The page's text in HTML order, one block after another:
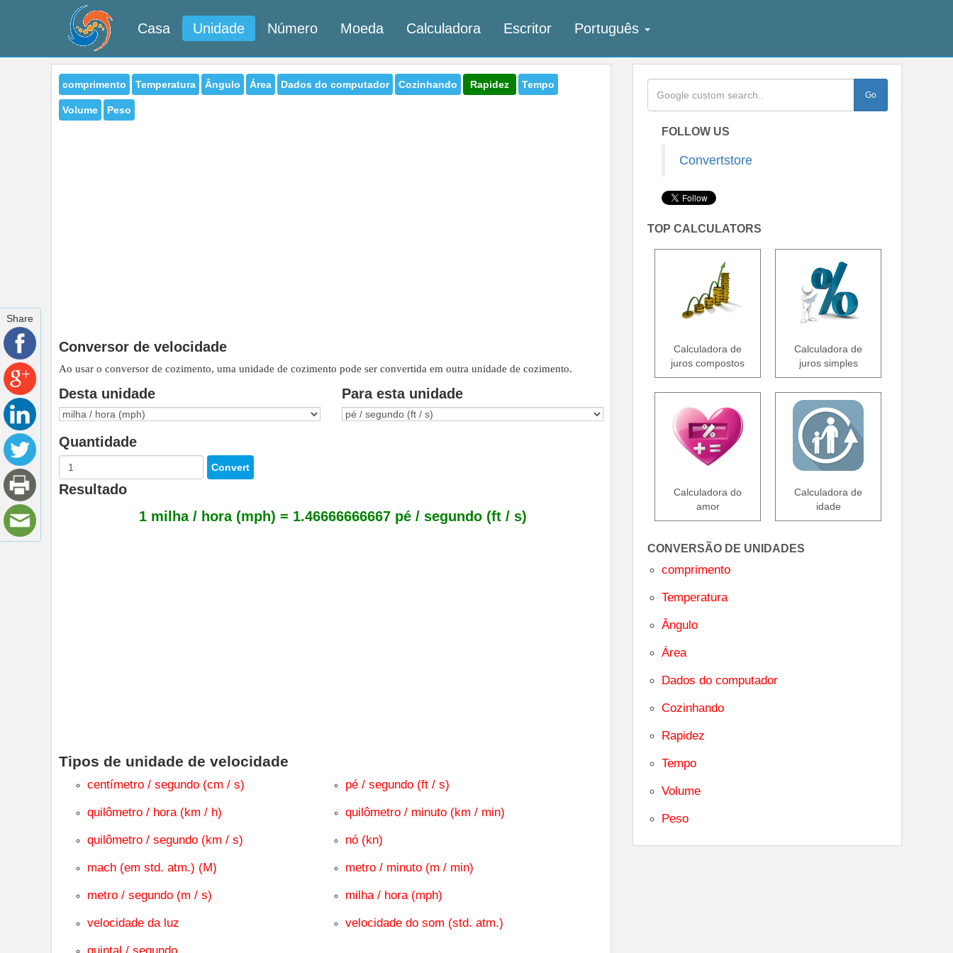
Casa Unidade Número Moeda Calculadora Escritor Português
comprimento Temperatura Ângulo Área Dados do computador Cozinhando Rapidez Tempo
Volume Peso
Conversor de velocidade
Ao usar o conversor de cozimento, uma unidade de cozimento pode ser convertida em outra unidade de cozimento.
Desta unidade Para esta unidade
Quantidade
Resultado
1 milha / hora (mph) = 1.46666666667 pé / segundo (ft / s)
Tipos de unidade de velocidade
centímetro / segundo (cm / s) pé / segundo (ft / s)
quilômetro / hora (km / h) quilômetro / minuto (km / min)
quilômetro / segundo (km / s) nó (kn)
mach (em std. atm.) (M) metro / minuto (m / min)
metro / segundo (m / s) milha / hora (mph)
velocidade da luz velocidade do som (std. atm.)
FOLLOW US
Convertstore
TOP CALCULATORS
Calculadora de
juros compostos
Calculadora de
juros simples
Calculadora do
amor
Calculadora de
idade
CONVERSÃO DE UNIDADES
comprimento
Temperatura
Ângulo
Área
Dados do computador
Cozinhando
Rapidez
Tempo
Volume
Peso
Share